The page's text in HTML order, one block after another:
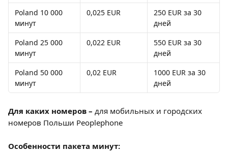
Poland 10 000
минут
0,025 EUR
250 EUR за 30
дней
Poland 25 000
минут
0,022 EUR
550 EUR за 30
дней
Poland 50 000
минут
0,02 EUR
1000 EUR за 30
дней
Для каких номеров – для мобильных и городских
номеров Польши Peoplephone
Особенности пакета минут: